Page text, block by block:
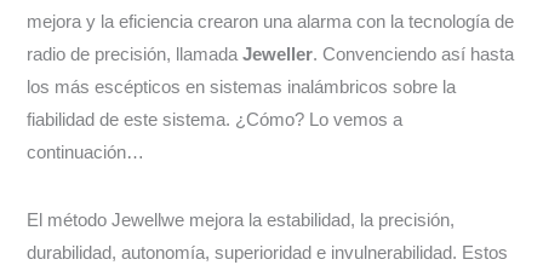
mejora y la eficiencia crearon una alarma con la tecnología de
radio de precisión, llamadaJeweller. Convenciendo así hasta
los más escépticos en sistemas inalámbricos sobre la
fiabilidad de este sistema. ¿Cómo? Lo vemos a
continuación…
El método Jewellwe mejora la estabilidad, la precisión,
durabilidad, autonomía, superioridad e invulnerabilidad. Estos